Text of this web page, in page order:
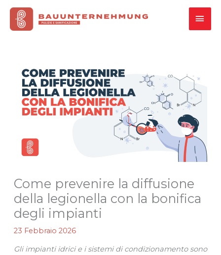
contenuto
Come prevenire la diffusione
della legionella con la bonifica
degli impianti
23 Febbraio 2026
Gli impianti idrici e i sistemi di condizionamento sono